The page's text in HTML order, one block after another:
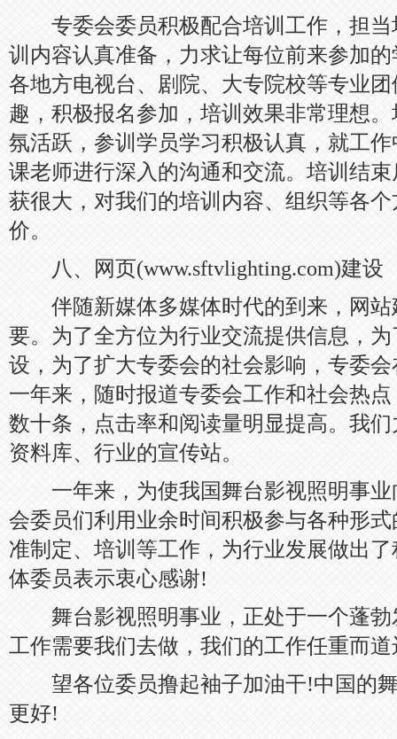
专委会委员积极配合培训工作，担当
训内容认真准备，力求让每位前来参加
各地方电视台、剧院、大专院校等专业
趣，积极报名参加，培训效果非常理想
氛活跃，参训学员学习积极认真，就工
课老师进行深入的沟通和交流。培训结
获很大，对我们的培训内容、组织等各
价。
八、网页(www.sftvlighting.com)建设
伴随新媒体多媒体时代的到来，网站
要。为了全方位为行业交流提供信息，
设，为了扩大专委会的社会影响，专委
一年来，随时报道专委会工作和社会热
数十条，点击率和阅读量明显提高。我
资料库、行业的宣传站。
一年来，为使我国舞台影视照明事业
会委员们利用业余时间积极参与各种形
准制定、培训等工作，为行业发展做出
体委员表示衷心感谢!
舞台影视照明事业，正处于一个蓬勃
工作需要我们去做，我们的工作任重而
望各位委员撸起袖子加油干!中国的舞
更好!